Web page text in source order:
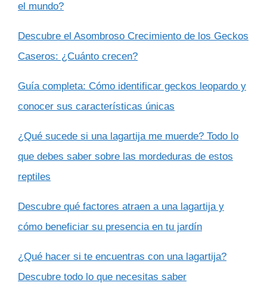
el mundo?
Descubre el Asombroso Crecimiento de los Geckos
Caseros: ¿Cuánto crecen?
Guía completa: Cómo identificar geckos leopardo y
conocer sus características únicas
¿Qué sucede si una lagartija me muerde? Todo lo
que debes saber sobre las mordeduras de estos
reptiles
Descubre qué factores atraen a una lagartija y
cómo beneficiar su presencia en tu jardín
¿Qué hacer si te encuentras con una lagartija?
Descubre todo lo que necesitas saber